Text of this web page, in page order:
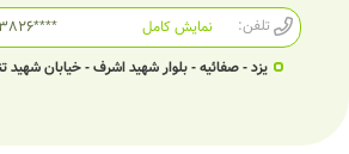
تلفن:
نمایش کامل
یزد - صفائیه - بلوار شهید اشرف - خیابان شهید